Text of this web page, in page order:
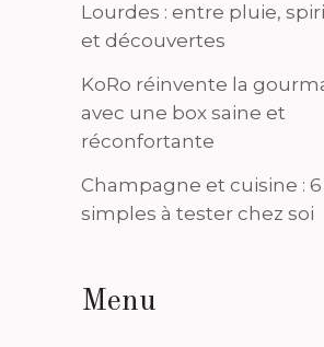
Lourdes : entre pluie,
et découvertes
KoRo réinvente la
avec une box saine et
réconfortante
Champagne et cuisine :
simples à tester chez soi
Menu